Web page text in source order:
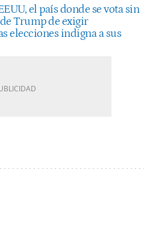
el país donde se vota sin
Trump de exigir
elecciones indigna a sus